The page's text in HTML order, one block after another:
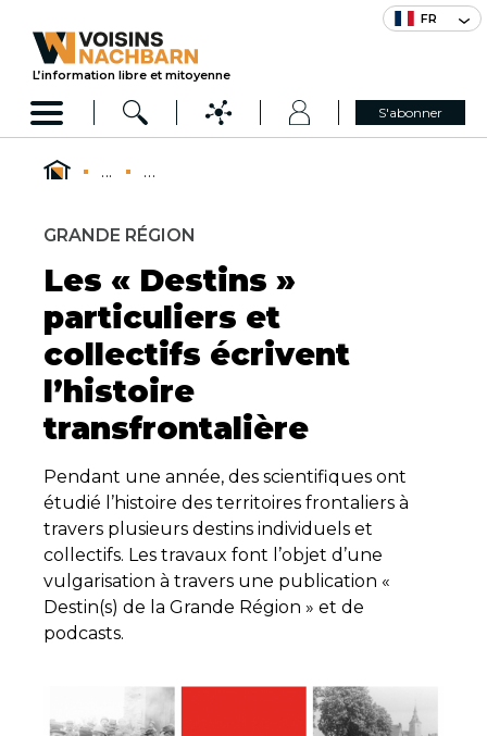
FR
L’information libre et mitoyenne
S'abonner
... ...
GRANDE RÉGION
Les « Destins »
particuliers et
collectifs écrivent
l’histoire
transfrontalière
Pendant une année, des scientifiques ont
étudié l’histoire des territoires frontaliers à
travers plusieurs destins individuels et
collectifs. Les travaux font l’objet d’une
vulgarisation à travers une publication «
Destin(s) de la Grande Région » et de
podcasts.